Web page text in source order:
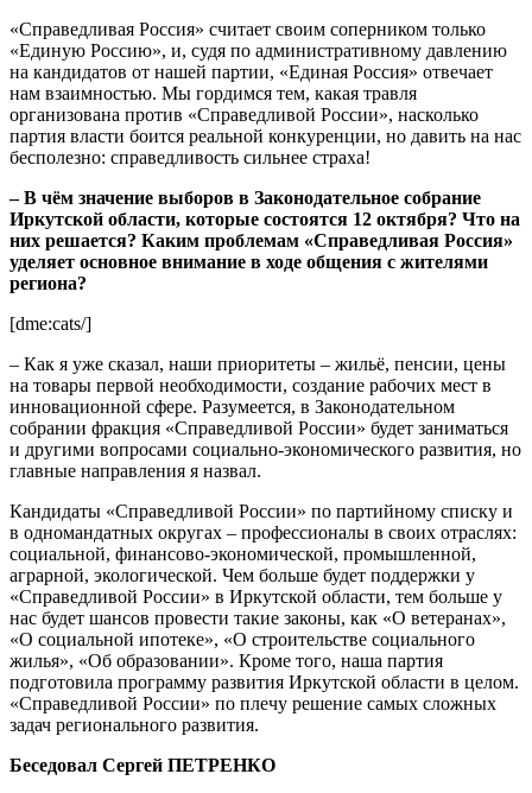
«Справедливая Россия» считает своим соперником только
«Единую Россию», и, судя по административному давлению
на кандидатов от нашей партии, «Единая Россия» отвечает
нам взаимностью. Мы гордимся тем, какая травля
организована против «Справедливой России», насколько
партия власти боится реальной конкуренции, но давить на нас
бесполезно: справедливость сильнее страха!
– В чём значение выборов в Законодательное собрание
Иркутской области, которые состоятся 12 октября? Что на
них решается? Каким проблемам «Справедливая Россия»
уделяет основное внимание в ходе общения с жителями
региона?
[dme:cats/]
– Как я уже сказал, наши приоритеты – жильё, пенсии, цены
на товары первой необходимости, создание рабочих мест в
инновационной сфере. Разумеется, в Законодательном
собрании фракция «Справедливой России» будет заниматься
и другими вопросами социально-экономического развития, но
главные направления я назвал.
Кандидаты «Справедливой России» по партийному списку и
в одномандатных округах – профессионалы в своих отраслях:
социальной, финансово-экономической, промышленной,
аграрной, экологической. Чем больше будет поддержки у
«Справедливой России» в Иркутской области, тем больше у
нас будет шансов провести такие законы, как «О ветеранах»,
«О социальной ипотеке», «О строительстве социального
жилья», «Об образовании». Кроме того, наша партия
подготовила программу развития Иркутской области в целом.
«Справедливой России» по плечу решение самых сложных
задач регионального развития.
Беседовал Сергей ПЕТРЕНКО